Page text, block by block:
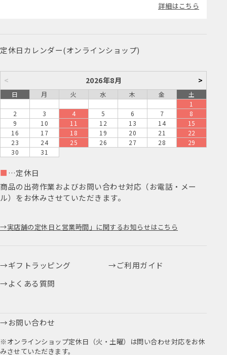
詳細はこちら
定休日カレンダー(オンラインショップ)
< 2026年8月 >
日 月 火 水 木 金
土
1
2
3 4 5 6 7
8
9
10 11 12 13 14
15
16
17 18 19 20 21
22
23
24 25 26 27 28
29
30
31
■ …定休日
商品の出荷作業およびお問い合わせ対応（お電話・メー
ル）をお休みさせていただきます。
実店舗の定休日と営業時間」に関するお知らせはこちら
ギフトラッピング
ご利用ガイド
よくある質問
お問い合わせ
※オンラインショップ定休日（火・土曜）は問い合わせ対応をお休
みさせていただきます。